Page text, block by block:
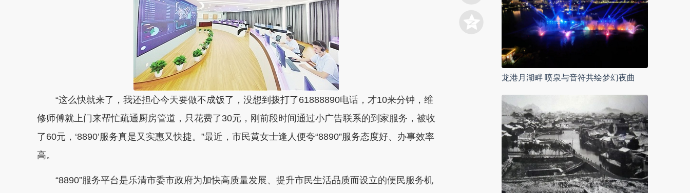
“这么快就来了，我还担心今天要做不成饭了，没想到拨打了61888890电话，才10来分钟，维
修师傅就上门来帮忙疏通厨房管道，只花费了30元，刚前段时间通过小广告联系的到家服务，被收
了60元，‘8890’服务真是又实惠又快捷。”最近，市民黄女士逢人便夸“8890”服务态度好、办事效率
高。
“8890”服务平台是乐清市委市政府为加快高质量发展、提升市民生活品质而设立的便民服务机
龙港月湖畔 喷泉与音符共绘梦幻夜曲